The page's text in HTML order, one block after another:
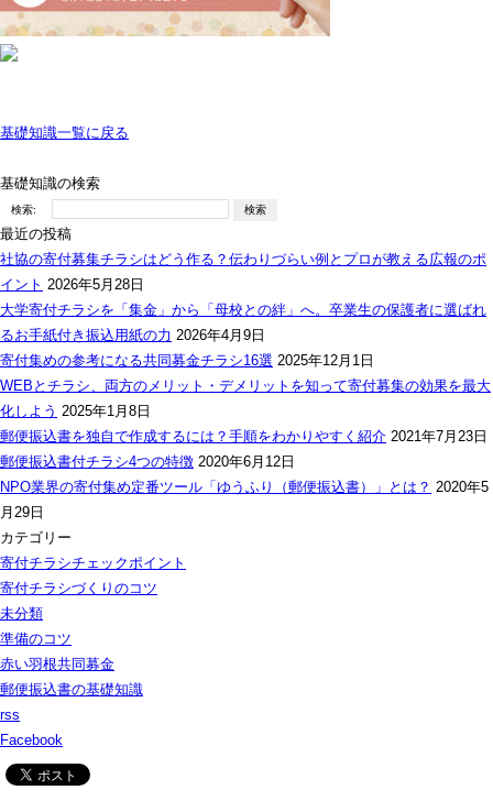
基礎知識一覧に戻る
基礎知識の検索
検索:
最近の投稿
社協の寄付募集チラシはどう作る？伝わりづらい例とプロが教える広報のポ
イント 2026年5月28日
大学寄付チラシを「集金」から「母校との絆」へ。卒業生の保護者に選ばれ
るお手紙付き振込用紙の力 2026年4月9日
寄付集めの参考になる共同募金チラシ16選 2025年12月1日
WEBとチラシ、両方のメリット・デメリットを知って寄付募集の効果を最大
化しよう 2025年1月8日
郵便振込書を独自で作成するには？手順をわかりやすく紹介 2021年7月23日
郵便振込書付チラシ4つの特徴 2020年6月12日
NPO業界の寄付集め定番ツール「ゆうふり（郵便振込書）」とは？ 2020年5
月29日
カテゴリー
寄付チラシチェックポイント
寄付チラシづくりのコツ
未分類
準備のコツ
赤い羽根共同募金
郵便振込書の基礎知識
rss
Facebook